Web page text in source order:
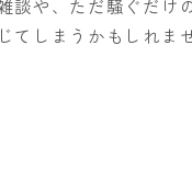
談や、ただ騒ぐだけ
てしまうかもしれませ